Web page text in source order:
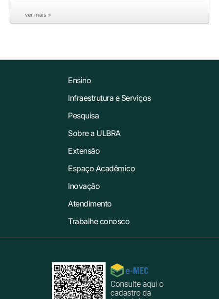
ver mais »
Ensino
Infraestrutura e Serviços
Pesquisa
Sobre a ULBRA
Extensão
Espaço Acadêmico
Inovação
Atendimento
Trabalhe conosco